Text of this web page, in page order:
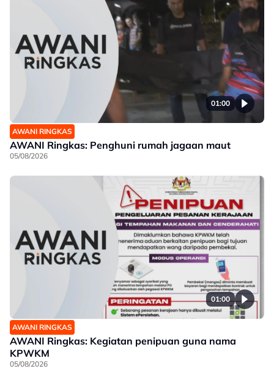
01:00
AWANI RINGKAS
AWANI Ringkas: Penghuni rumah jagaan maut
05/08/2026
01:00
AWANI RINGKAS
AWANI Ringkas: Kegiatan penipuan guna nama
KPWKM
05/08/2026